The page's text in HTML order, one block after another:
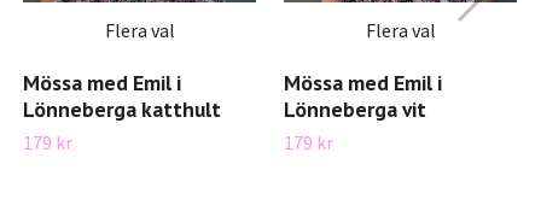
Flera val
Mössa med Emil i
Lönneberga katthult
179 kr
Flera val
Mössa med Emil i
Lönneberga vit
179 kr